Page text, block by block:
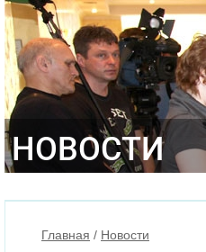
НОВОСТИ
Главная / Новости